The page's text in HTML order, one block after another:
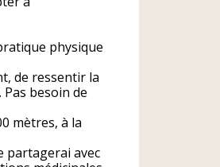
physique
de ressentir la
besoin de
mètres, à la
partagerai avec